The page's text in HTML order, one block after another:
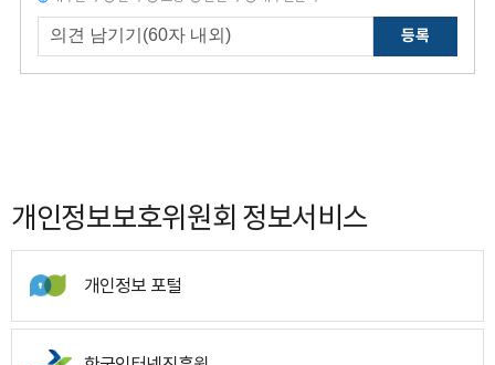
등록
개인정보보호위원회 정보서비스
개인정보 포털